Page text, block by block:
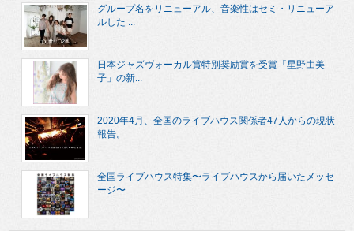
グループ名をリニューアル、音楽性はセミ・リニューア
ルした ...
日本ジャズヴォーカル賞特別奨励賞を受賞「星野由美
子」の新...
2020年4月、全国のライブハウス関係者47人からの現状
報告。
全国ライブハウス特集〜ライブハウスから届いたメッセ
ージ〜